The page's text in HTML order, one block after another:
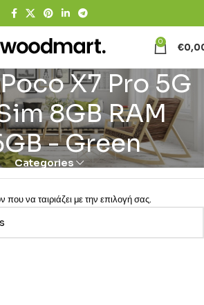
0 €
X7 Pro 5G
8GB RAM
- Green
Categories
να ταιριάζει με την επιλογή σας.